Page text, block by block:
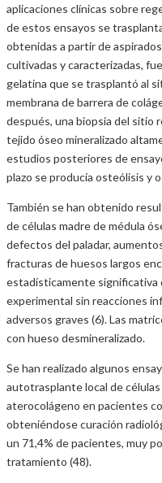
aplicaciones clínicas sobre
de estos ensayos se
obtenidas a partir de
cultivadas y caracterizadas,
gelatina que se trasplantó al
membrana de barrera de
después, una biopsia del sitio
tejido óseo mineralizado
estudios posteriores de
plazo se producía osteólisis y
También se han obtenido
de células madre de médula
defectos del paladar,
fracturas de huesos largos
estadísticamente significativa
experimental sin reacciones
adversos graves (6). Las
con hueso desmineralizado.
Se han realizado algunos
autotrasplante local de
aterocolágeno en pacientes
obteniéndose curación
un 71,4% de pacientes, muy
tratamiento (48).